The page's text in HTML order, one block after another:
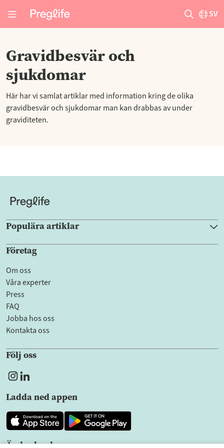
SV
Gravidbesvär och
sjukdomar
Här har vi samlat artiklar med information kring de olika
gravidbesvär och sjukdomar man kan drabbas av under
graviditeten.
Populära artiklar
Företag
Om oss
Våra experter
Press
FAQ
Jobba hos oss
Kontakta oss
Följ oss
Ladda ned appen
Ändra land